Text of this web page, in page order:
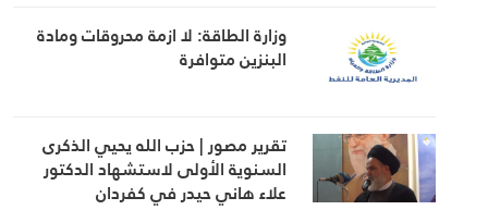
وزارة الطاقة: لا ازمة محروقات ومادة
البنزين متوافرة
تقرير مصور | حزب الله يحيي الذكرى
السنوية الأولى لاستشهاد الدكتور
علاء هاني حيدر في كفردان